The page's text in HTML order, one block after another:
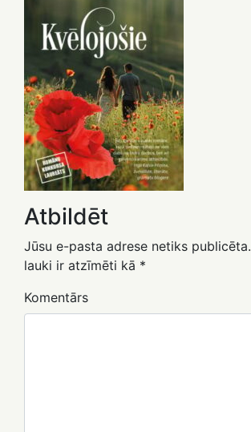
Atbildēt
Jūsu e-pasta adrese netiks publicēta.
lauki ir atzīmēti kā *
Komentārs